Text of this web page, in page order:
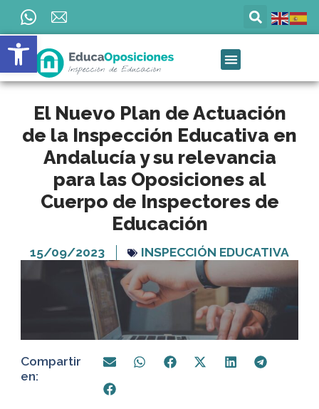
Abrir barra de herramientas
contenido
El Nuevo Plan de Actuación
de la Inspección Educativa en
Andalucía y su relevancia
para las Oposiciones al
Cuerpo de Inspectores de
Educación
15/09/2023 INSPECCIÓN EDUCATIVA
Compartir
en: